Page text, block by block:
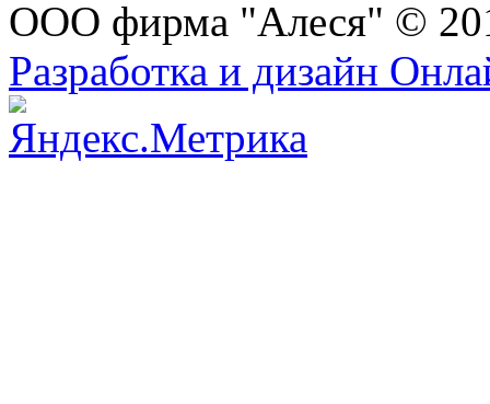
ООО фирма "Алеся" ©
Разработка и дизайн